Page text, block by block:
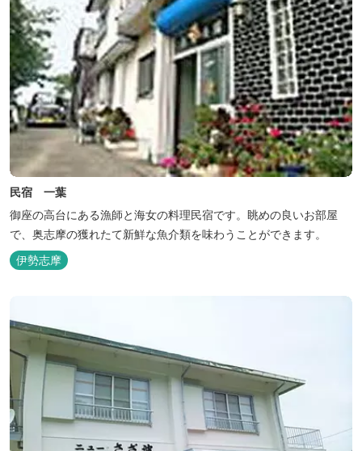
民宿 一葉
御座の高台にある漁師と海女の料理民宿です。眺めの良いお部屋
で、奥志摩の獲れたて新鮮な魚介類を味わうことができます。
伊勢志摩